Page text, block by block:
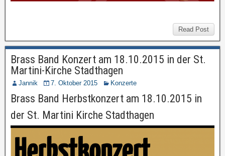
Read Post
Brass Band Konzert am 18.10.2015 in der St.
Martini-Kirche Stadthagen
Jannik 7. Oktober 2015 Konzerte
Brass Band Herbstkonzert am 18.10.2015 in
der St. Martini Kirche Stadthagen